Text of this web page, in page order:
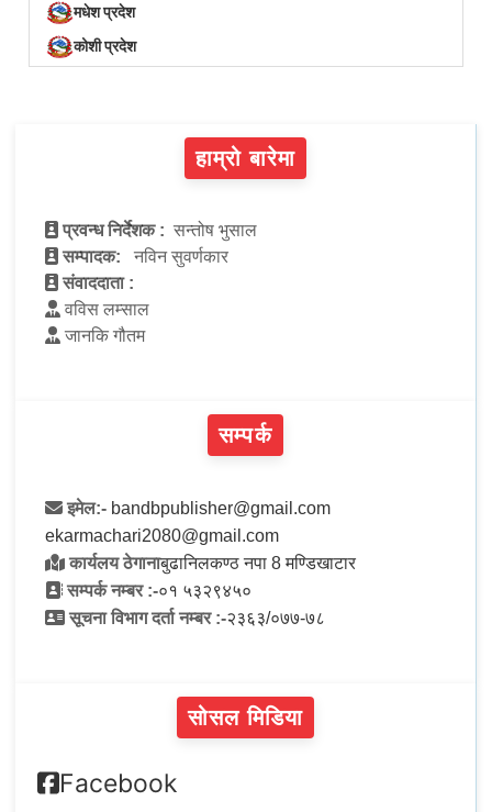
मधेश प्रदेश
कोशी प्रदेश
हाम्रो बारेमा
प्रवन्ध निर्देशक : सन्तोष भुसाल
सम्पादक:
नविन सुवर्णकार
संवाददाता :
वविस लम्साल
जानकि गौतम
सम्पर्क
इमेल:- bandbpublisher@gmail.com
ekarmachari2080@gmail.com
कार्यलय ठेगानाबुढानिलकण्ठ नपा 8 मण्डिखाटार
सम्पर्क नम्बर :-०१ ५३२९४५०
सूचना विभाग दर्ता नम्बर :-२३६३/०७७-७८
सोसल मिडिया
Facebook